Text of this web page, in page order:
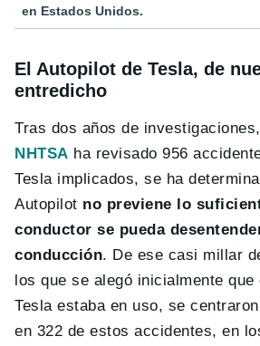
en Estados Unidos.
El Autopilot de Tesla, de
entredicho
Tras dos años de
NHTSA ha revisado 956
Tesla implicados, se ha
Autopilot no previene lo
conductor se pueda
conducción. De ese casi millar
los que se alegó inicialmente
Tesla estaba en uso, se
en 322 de estos accidentes, en